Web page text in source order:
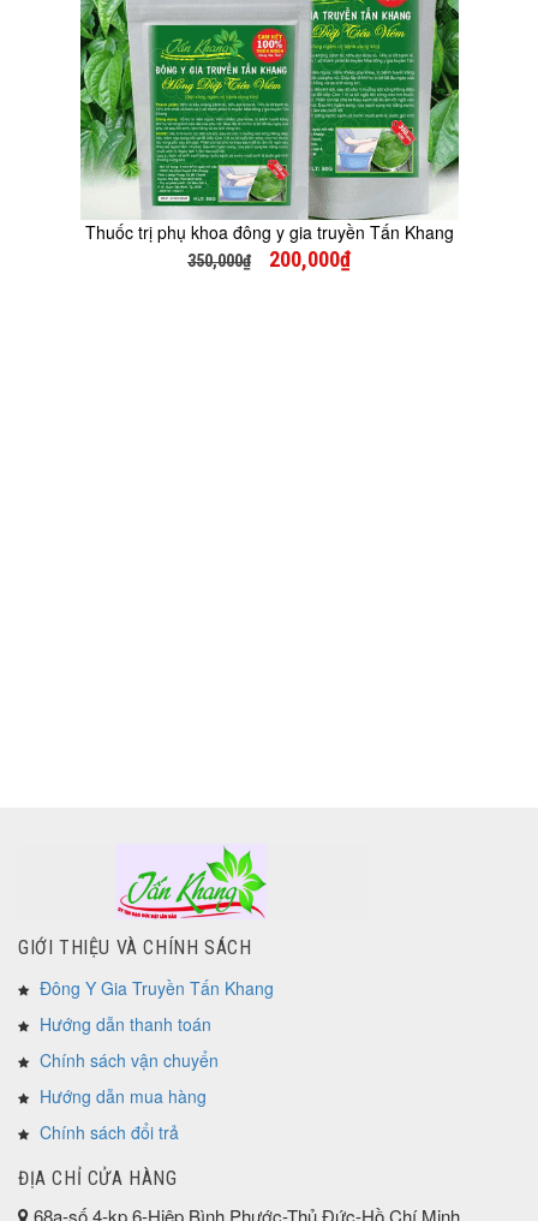
Thuốc trị phụ khoa đông y gia truyền Tấn Khang
350,000₫ 200,000₫
GIỚI THIỆU VÀ CHÍNH SÁCH
Đông Y Gia Truyền Tấn Khang
Hướng dẫn thanh toán
Chính sách vận chuyển
Hướng dẫn mua hàng
Chính sách đổi trả
ĐỊA CHỈ CỬA HÀNG
68a-số 4-kp 6-Hiệp Bình Phước-Thủ Đức-Hồ Chí Minh